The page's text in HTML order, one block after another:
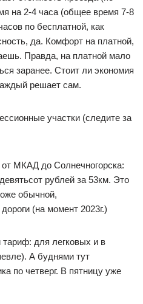
на 2-4 часа (общее время 7-8
по бесплатной, как
да. Комфорт на платной,
Правда, на платной мало
заранее. Стоит ли экономия
решает сам.
участки (следите за
МКАД до Солнечногорска:
рублей за 53км. Это
обычной,
(на момент 2023г.)
для легковых и в
А буднями тут
по четверг. В пятницу уже